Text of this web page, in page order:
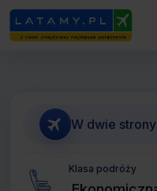
W dwie strony
Klasa podróży